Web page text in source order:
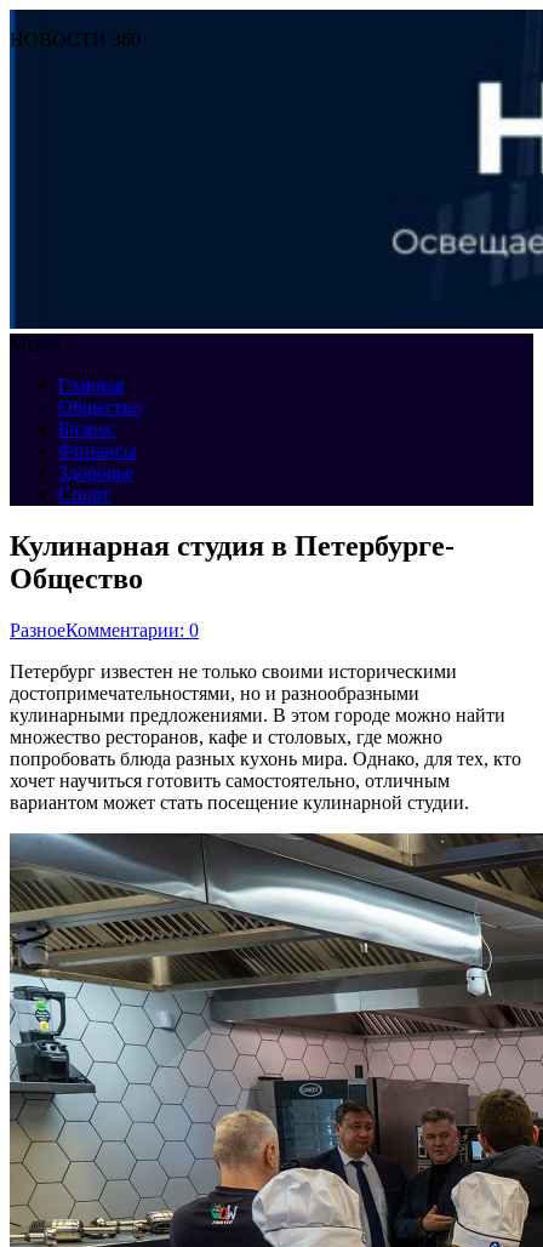
НОВОСТИ 360
Меню
Главная
Общество
Бизнес
Финансы
Здоровье
Спорт
Кулинарная студия в Петербурге-
Общество
РазноеКомментарии: 0
Петербург известен не только своими историческими
достопримечательностями, но и разнообразными
кулинарными предложениями. В этом городе можно найти
множество ресторанов, кафе и столовых, где можно
попробовать блюда разных кухонь мира. Однако, для тех, кто
хочет научиться готовить самостоятельно, отличным
вариантом может стать посещение кулинарной студии.